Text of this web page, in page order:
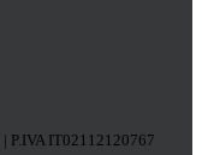
| P.IVA IT02112120767